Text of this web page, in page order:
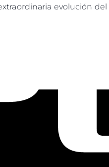
evolución